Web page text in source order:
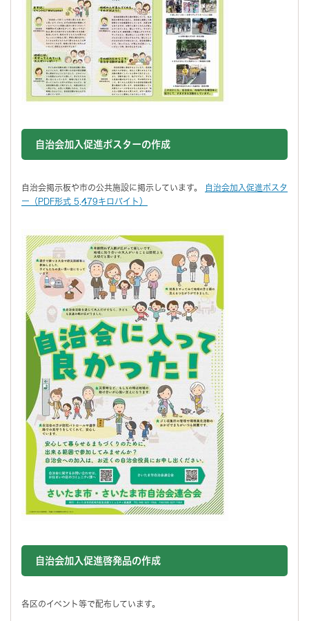
自治会加入促進ポスターの作成
自治会掲示板や市の公共施設に掲示しています。
自治会加入促進ポスタ
ー（PDF形式 5,479キロバイト）
自治会加入促進啓発品の作成
各区のイベント等で配布しています。